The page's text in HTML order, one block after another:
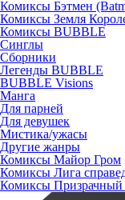
Комиксы Бэтмен
Комиксы Земля
Комиксы BUBBLE
Синглы
Сборники
Легенды BUBBLE
BUBBLE Visions
Манга
Для парней
Для девушек
Мистика/ужасы
Другие жанры
Комиксы Майор Гром
Комиксы Лига
Комиксы Призрачный